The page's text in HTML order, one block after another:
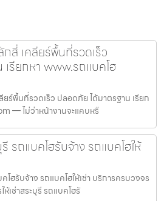
สี่ เคลียร์พื้นที่รวดเร็ว
รียกหา www.รถแบคโฮ
ร์พื้นที่รวดเร็ว ปลอดภัย ได้มาตรฐาน เรียก
— ไม่ว่าหน้างานจะแคบหรื
รถแบคโฮรับจ้าง รถแบคโฮให้
โฮรับจ้าง รถแบคโฮให้เช่า บริการครบวงจร
เช่าสระบุรี รถแบคโฮรั